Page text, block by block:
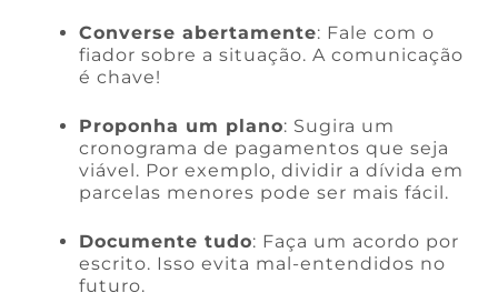
Converse abertamente: Fale com o
fiador sobre a situação. A comunicação
é chave!
Proponha um plano: Sugira um
cronograma de pagamentos que seja
viável. Por exemplo, dividir a dívida em
parcelas menores pode ser mais fácil.
Documente tudo: Faça um acordo por
escrito. Isso evita mal-entendidos no
futuro.